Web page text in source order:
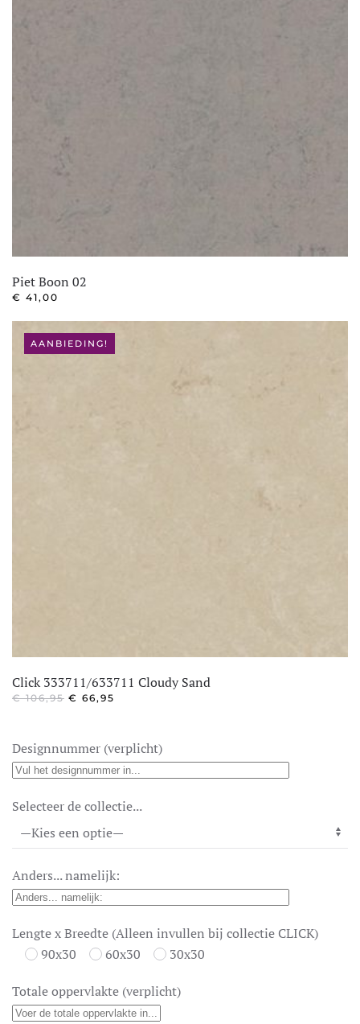
Piet Boon 02
€ 41,00
AANBIEDING!
Click 333711/633711 Cloudy Sand
€106,95 OORSPRONKELIJKE
€ 66,95
€ 66,95.
Designnummer (verplicht)
Selecteer de collectie...
Anders... namelijk:
Lengte x Breedte (Alleen invullen bij collectie CLICK)
90x30
60x30 30x30
Totale oppervlakte (verplicht)